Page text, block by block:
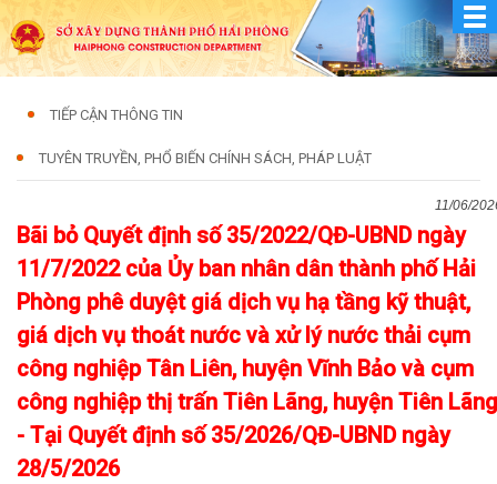
TIẾP CẬN THÔNG TIN
TUYÊN TRUYỀN, PHỔ BIẾN CHÍNH SÁCH, PHÁP LUẬT
11/06/
Bãi bỏ Quyết định số 35/2022/QĐ-UBND ngày
11/7/2022 của Ủy ban nhân dân thành phố Hải
Phòng phê duyệt giá dịch vụ hạ tầng kỹ thuật,
giá dịch vụ thoát nước và xử lý nước thải cụm
công nghiệp Tân Liên, huyện Vĩnh Bảo và cụm
công nghiệp thị trấn Tiên Lãng, huyện Tiên Lãng
- Tại Quyết định số 35/2026/QĐ-UBND ngày
28/5/2026